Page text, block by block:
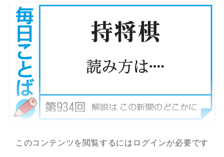
このコンテンツを閲覧するにはログインが必要です